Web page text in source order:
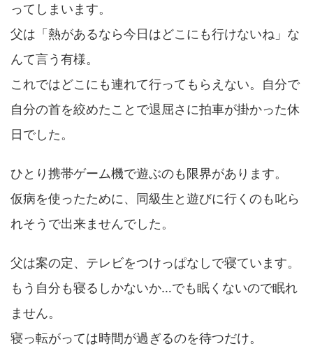
ってしまいます。
父は「熱があるなら今日はどこにも行けないね」な
んて言う有様。
これではどこにも連れて行ってもらえない。自分で
自分の首を絞めたことで退屈さに拍車が掛かった休
日でした。
ひとり携帯ゲーム機で遊ぶのも限界があります。
仮病を使ったために、同級生と遊びに行くのも叱ら
れそうで出来ませんでした。
父は案の定、テレビをつけっぱなしで寝ています。
もう自分も寝るしかないか…でも眠くないので眠れ
ません。
寝っ転がっては時間が過ぎるのを待つだけ。